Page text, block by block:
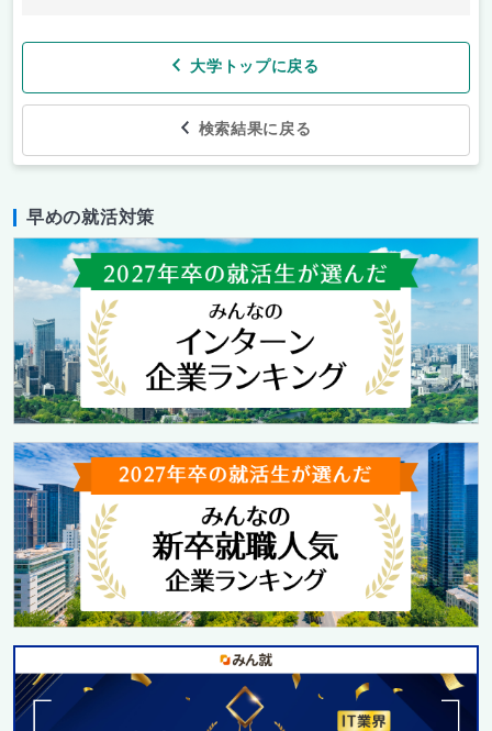
大学トップに戻る
検索結果に戻る
早めの就活対策